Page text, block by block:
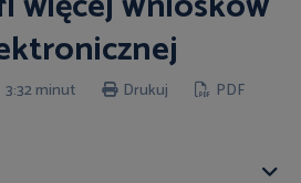
3:32 minut Drukuj PDF